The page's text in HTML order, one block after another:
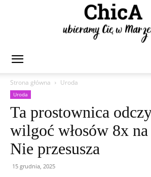
Strona główna
Uroda
Uroda
Ta prostownica
wilgoć włosów 8x na
Nie przesusza
15 grudnia, 2025